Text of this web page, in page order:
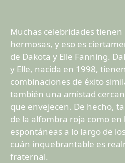
Muchas celebridades
hermosas, y eso es
de Dakota y Elle Fanning.
y Elle, nacida en 1998,
combinaciones de éxito
también una amistad
que envejecen. De hecho,
de la alfombra roja como en
espontáneas a lo largo de
cuán inquebrantable es
fraternal.